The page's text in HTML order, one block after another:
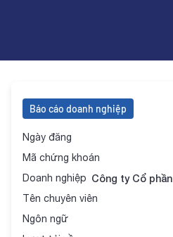
Báo cáo doanh nghiệp
Ngày đăng
Mã chứng khoán
Doanh nghiệp Công ty Cổ
Tên chuyên viên
Ngôn ngữ